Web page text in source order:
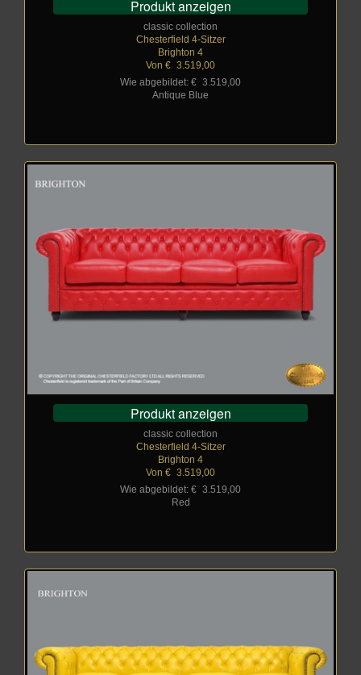
Produkt anzeigen
classic collection
Chesterfield 4-Sitzer
Brighton 4
Von € 3.519,00
Wie abgebildet: € 3.519,00
Antique Blue
Produkt anzeigen
classic collection
Chesterfield 4-Sitzer
Brighton 4
Von € 3.519,00
Wie abgebildet: € 3.519,00
Red